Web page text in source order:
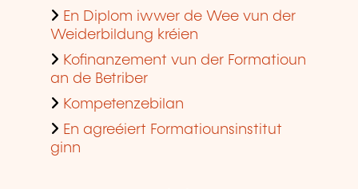
En Diplom iwwer de Wee vun der
Weiderbildung kréien
Kofinanzement vun der Formatioun
an de Betriber
Kompetenzebilan
En agreéiert Formatiounsinstitut
ginn